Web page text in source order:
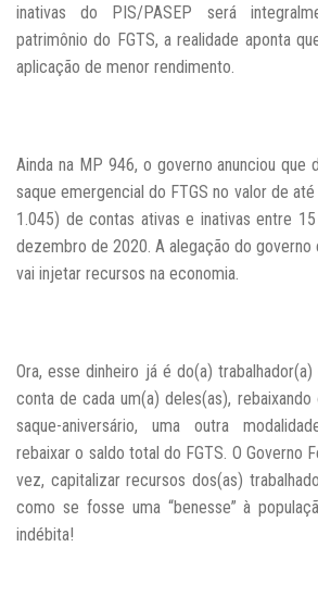
inativas do PIS/PASEP será
patrimônio do FGTS, a realidade aponta
aplicação de menor rendimento.
Ainda na MP 946, o governo anunciou que
saque emergencial do FTGS no valor de
1.045) de contas ativas e inativas entre
dezembro de 2020. A alegação do governo
vai injetar recursos na economia.
Ora, esse dinheiro já é do(a)
conta de cada um(a) deles(as),
saque-aniversário, uma outra
rebaixar o saldo total do FGTS. O Governo
vez, capitalizar recursos dos(as)
como se fosse uma “benesse” à
indébita!